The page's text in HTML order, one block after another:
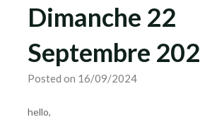
Dimanche 22
Septembre
Posted on 16/09/2024
hello,